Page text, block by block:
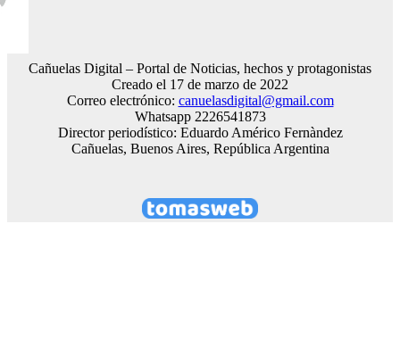
Cañuelas Digital – Portal de Noticias, hechos y protagonistas
Creado el 17 de marzo de 2022
Correo electrónico: canuelasdigital@gmail.com
Whatsapp 2226541873
Director periodístico: Eduardo Américo Fernàndez
Cañuelas, Buenos Aires, República Argentina